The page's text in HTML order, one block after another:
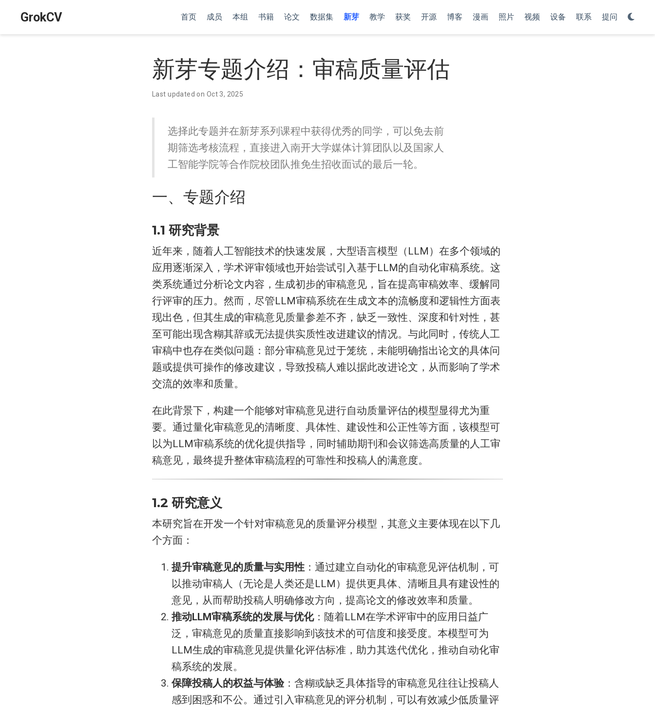
GrokCV 首页 成员 本组 书籍 论文 数据集 新芽 教学 获奖 开源 博客 漫画 照片 视频 设备 联系 提问
新芽专题介绍：审稿质量评估
Last updated on Oct 3, 2025
选择此专题并在新芽系列课程中获得优秀的同学，可以免去前
期筛选考核流程，直接进入南开大学媒体计算团队以及国家人
工智能学院等合作院校团队推免生招收面试的最后一轮。
一、专题介绍
1.1 研究背景
近年来，随着人工智能技术的快速发展，大型语言模型（LLM）在多个领域的
应用逐渐深入，学术评审领域也开始尝试引入基于LLM的自动化审稿系统。这
类系统通过分析论文内容，生成初步的审稿意见，旨在提高审稿效率、缓解同
行评审的压力。然而，尽管LLM审稿系统在生成文本的流畅度和逻辑性方面表
现出色，但其生成的审稿意见质量参差不齐，缺乏一致性、深度和针对性，甚
至可能出现含糊其辞或无法提供实质性改进建议的情况。与此同时，传统人工
审稿中也存在类似问题：部分审稿意见过于笼统，未能明确指出论文的具体问
题或提供可操作的修改建议，导致投稿人难以据此改进论文，从而影响了学术
交流的效率和质量。
在此背景下，构建一个能够对审稿意见进行自动质量评估的模型显得尤为重
要。通过量化审稿意见的清晰度、具体性、建设性和公正性等方面，该模型可
以为LLM审稿系统的优化提供指导，同时辅助期刊和会议筛选高质量的人工审
稿意见，最终提升整体审稿流程的可靠性和投稿人的满意度。
1.2 研究意义
本研究旨在开发一个针对审稿意见的质量评分模型，其意义主要体现在以下几
个方面：
​提升审稿意见的质量与实用性​ ​：通过建立自动化的审稿意见评估机制，可
以推动审稿人（无论是人类还是LLM）提供更具体、清晰且具有建设性的
意见，从而帮助投稿人明确修改方向，提高论文的修改效率和质量。
​推动LLM审稿系统的发展与优化​​：随着LLM在学术评审中的应用日益广
泛，审稿意见的质量直接影响到该技术的可信度和接受度。本模型可为
LLM生成的审稿意见提供量化评估标准，助力其迭代优化，推动自动化审
稿系统的发展。
​保障投稿人的权益与体验​​：含糊或缺乏具体指导的审稿意见往往让投稿人
感到困惑和不公。通过引入审稿意见的评分机制，可以有效减少低质量评